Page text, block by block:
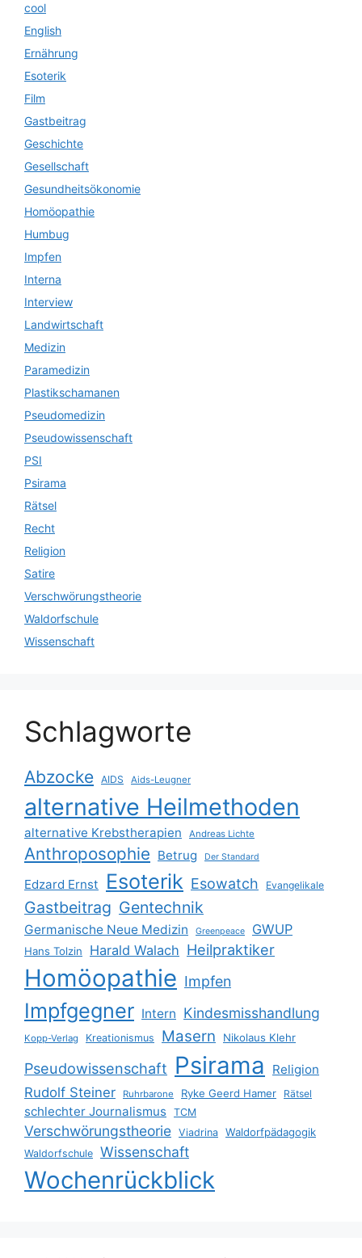
cool
English
Ernährung
Esoterik
Film
Gastbeitrag
Geschichte
Gesellschaft
Gesundheitsökonomie
Homöopathie
Humbug
Impfen
Interna
Interview
Landwirtschaft
Medizin
Paramedizin
Plastikschamanen
Pseudomedizin
Pseudowissenschaft
PSI
Psirama
Rätsel
Recht
Religion
Satire
Verschwörungstheorie
Waldorfschule
Wissenschaft
Schlagworte
Abzocke AIDS Aids-Leugner
alternative Heilmethoden
alternative Krebstherapien Andreas Lichte
Anthroposophie Betrug Der Standard
Edzard Ernst Esoterik Esowatch Evangelikale
Gastbeitrag Gentechnik
Germanische Neue Medizin Greenpeace GWUP
Hans Tolzin Harald Walach Heilpraktiker
Homöopathie Impfen
Impfgegner Intern Kindesmisshandlung
Kopp-Verlag Kreationismus Masern Nikolaus Klehr
Pseudowissenschaft Psirama Religion
Rudolf Steiner Ruhrbarone Ryke Geerd Hamer Rätsel
schlechter Journalismus TCM
Verschwörungstheorie Viadrina Waldorfpädagogik
Waldorfschule Wissenschaft
Wochenrückblick